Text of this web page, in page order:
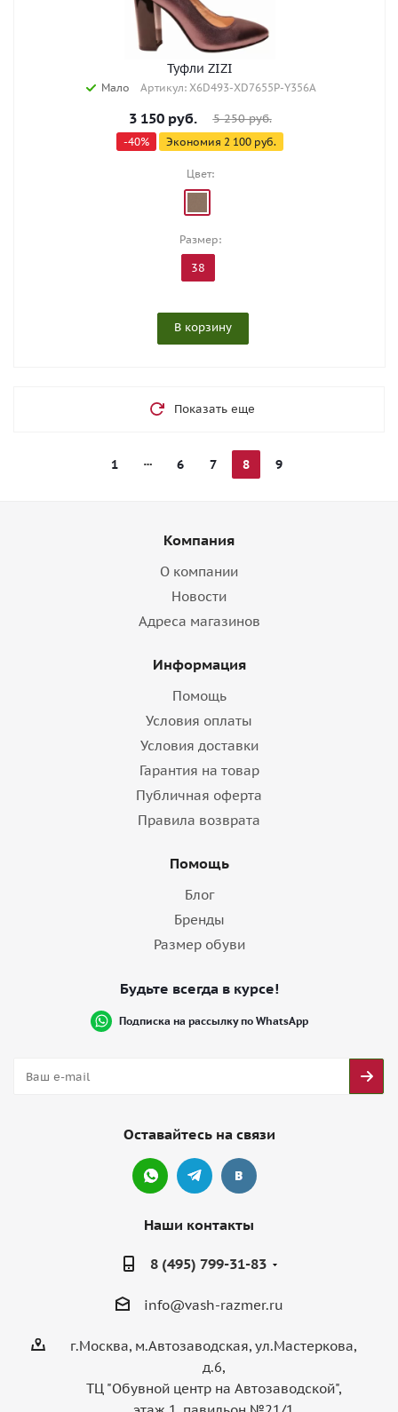
Туфли ZIZI
Мало Артикул: X6D493-XD7655P-Y356A
3 150руб. 5 250руб.
-40% Экономия 2 100 руб.
Цвет:
Размер:
38
В корзину
Показать еще
1 6 7 8 9
Компания
О компании
Новости
Адреса магазинов
Информация
Помощь
Условия оплаты
Условия доставки
Гарантия на товар
Публичная оферта
Правила возврата
Помощь
Блог
Бренды
Размер обуви
Будьте всегда в курсе!
Подписка на рассылку по WhatsApp
Оставайтесь на связи
Наши контакты
8 (495) 799-31-83
info@vash-razmer.ru
г.Москва, м.Автозаводская, ул.Мастеркова,
д.6,
ТЦ "Обувной центр на Автозаводской",